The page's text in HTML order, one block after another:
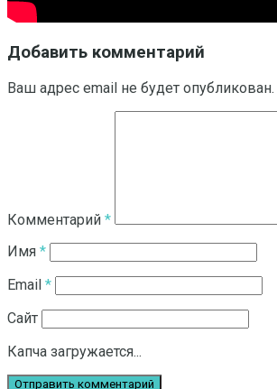
Добавить комментарий
Ваш адрес email не будет опубликован.
Комментарий *
Имя *
Email *
Сайт
Капча загружается...